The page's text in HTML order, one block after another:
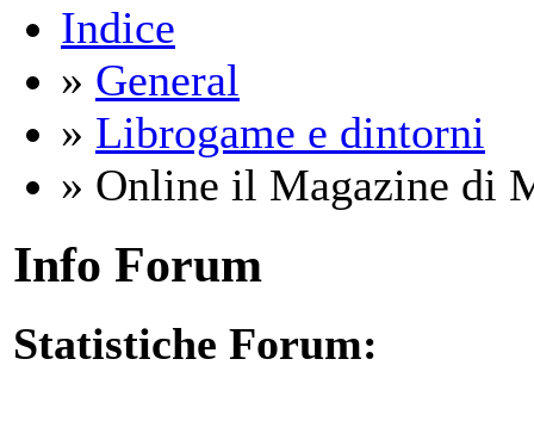
Indice
» General
» Librogame e dintorni
» Online il Magazine di
Info Forum
Statistiche Forum: